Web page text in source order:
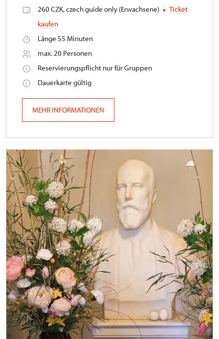
260 CZK, czech guide only (Erwachsene)
Ticket
kaufen
Länge 55 Minuten
max. 20 Personen
Reservierungspflicht nur für Gruppen
Dauerkarte gültig
MEHR INFORMATIONEN